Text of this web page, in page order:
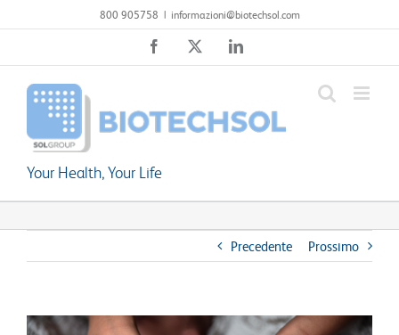
al
800 905758 | informazioni@biotechsol.com
Facebook LinkedIn
Your Health, Your Life
Precedente Prossimo
Ingrandisci